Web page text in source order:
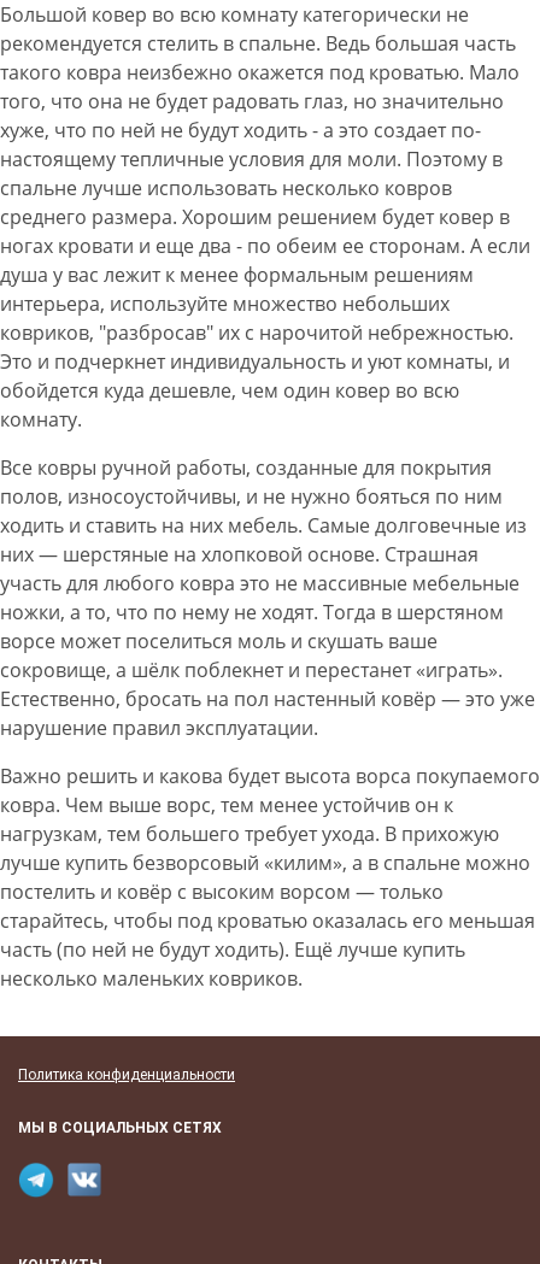
Большой ковер во всю комнату категорически не
рекомендуется стелить в спальне. Ведь большая часть
такого ковра неизбежно окажется под кроватью. Мало
того, что она не будет радовать глаз, но значительно
хуже, что по ней не будут ходить - а это создает по-
настоящему тепличные условия для моли. Поэтому в
спальне лучше использовать несколько ковров
среднего размера. Хорошим решением будет ковер в
ногах кровати и еще два - по обеим ее сторонам. А если
душа у вас лежит к менее формальным решениям
интерьера, используйте множество небольших
ковриков, "разбросав" их с нарочитой небрежностью.
Это и подчеркнет индивидуальность и уют комнаты, и
обойдется куда дешевле, чем один ковер во всю
комнату.
Все ковры ручной работы, созданные для покрытия
полов, износоустойчивы, и не нужно бояться по ним
ходить и ставить на них мебель. Самые долговечные из
них — шерстяные на хлопковой основе. Страшная
участь для любого ковра это не массивные мебельные
ножки, а то, что по нему не ходят. Тогда в шерстяном
ворсе может поселиться моль и скушать ваше
сокровище, а шёлк поблекнет и перестанет «играть».
Естественно, бросать на пол настенный ковёр — это уже
нарушение правил эксплуатации.
Важно решить и какова будет высота ворса покупаемого
ковра. Чем выше ворс, тем менее устойчив он к
нагрузкам, тем большего требует ухода. В прихожую
лучше купить безворсовый «килим», а в спальне можно
постелить и ковёр с высоким ворсом — только
старайтесь, чтобы под кроватью оказалась его меньшая
часть (по ней не будут ходить). Ещё лучше купить
несколько маленьких ковриков.
Политика конфиденциальности
МЫ В СОЦИАЛЬНЫХ СЕТЯХ